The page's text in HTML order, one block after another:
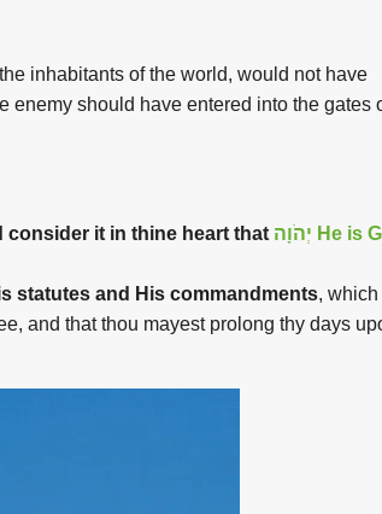
the inhabitants of the world, would not have
enemy should have entered into the gates
consider it in thine heart that יְהֹוָה He is
statutes and His commandments,
and that thou mayest prolong thy days